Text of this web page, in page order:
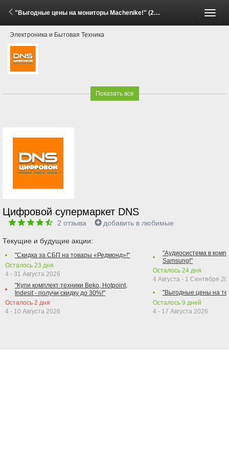
"Выгодные цены на мониторы Machenike!" (29 Мая - 11 Июня 2026)
Электроника и Бытовая Техника
Показать все
Цифровой супермаркет DNS
2 отзыва добавить в любимые
Текущие и будущие акции:
"Скидка за СБП на товары «Редмонд»!"
Осталось 23 дня
4 - 31 Августа 2026
"Купи комплект техники Beko, Hotpoint,
Indesit - получи скидку до 30%!"
Осталось 2 дня
4 - 10 Августа 2026
"Аудиосистема в
Samsung!"
Осталось 24 дня
4 Августа - 1 Сентября
"Выгодные цены на
Осталось 9 дней
4 - 17 Августа 2026